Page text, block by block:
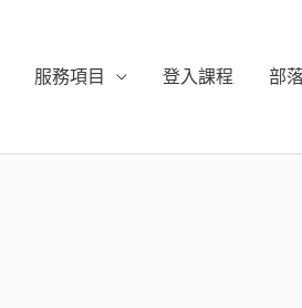
服務項目 登入課程 部